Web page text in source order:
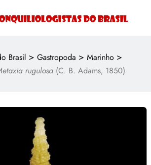
Brasil > Gastropoda > Marinho >
rugulosa (C. B. Adams, 1850)